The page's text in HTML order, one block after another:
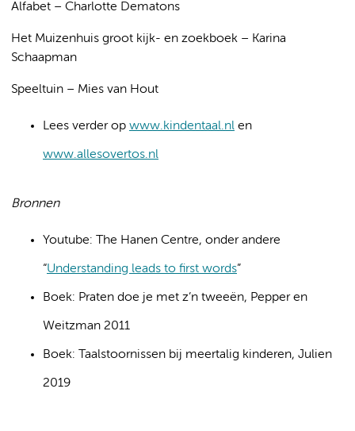
Alfabet – Charlotte Dematons
Het Muizenhuis groot kijk- en zoekboek – Karina
Schaapman
Speeltuin – Mies van Hout
Lees verder op www.kindentaal.nl en
www.allesovertos.nl
Bronnen
Youtube: The Hanen Centre, onder andere
“Understanding leads to first words”
Boek: Praten doe je met z’n tweeën, Pepper en
Weitzman 2011
Boek: Taalstoornissen bij meertalig kinderen, Julien
2019